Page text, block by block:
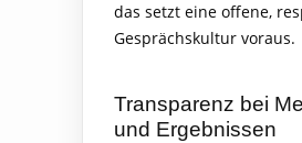
das setzt eine offene,
Gesprächskultur voraus.
Transparenz bei
und Ergebnissen